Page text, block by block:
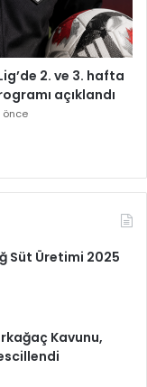
2. ve 3. hafta
açıklandı
önce
Süt Üretimi 2025
Kavunu,